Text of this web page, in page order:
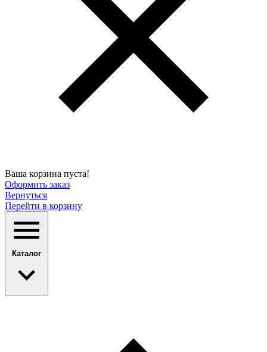
Ваша корзина пуста!
Оформить заказ
Вернуться
Перейти в корзину
Каталог